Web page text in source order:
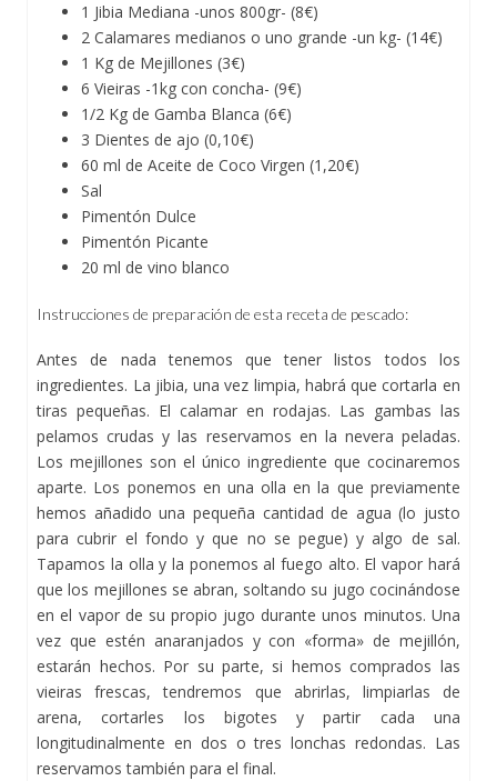
1 Jibia Mediana -unos 800gr- (8€)
2 Calamares medianos o uno grande -un kg- (14€)
1 Kg de Mejillones (3€)
6 Vieiras -1kg con concha- (9€)
1/2 Kg de Gamba Blanca (6€)
3 Dientes de ajo (0,10€)
60 ml de Aceite de Coco Virgen (1,20€)
Sal
Pimentón Dulce
Pimentón Picante
20 ml de vino blanco
Instrucciones de preparación de esta receta de pescado:
Antes de nada tenemos que tener listos todos los
ingredientes. La jibia, una vez limpia, habrá que cortarla en
tiras pequeñas. El calamar en rodajas. Las gambas las
pelamos crudas y las reservamos en la nevera peladas.
Los mejillones son el único ingrediente que cocinaremos
aparte. Los ponemos en una olla en la que previamente
hemos añadido una pequeña cantidad de agua (lo justo
para cubrir el fondo y que no se pegue) y algo de sal.
Tapamos la olla y la ponemos al fuego alto. El vapor hará
que los mejillones se abran, soltando su jugo cocinándose
en el vapor de su propio jugo durante unos minutos. Una
vez que estén anaranjados y con «forma» de mejillón,
estarán hechos. Por su parte, si hemos comprados las
vieiras frescas, tendremos que abrirlas, limpiarlas de
arena, cortarles los bigotes y partir cada una
longitudinalmente en dos o tres lonchas redondas. Las
reservamos también para el final.